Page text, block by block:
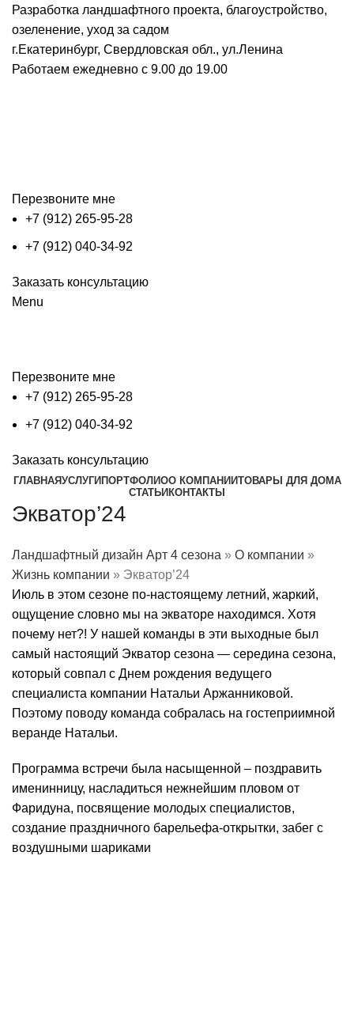
Разработка ландшафтного проекта, благоустройство,
озеленение, уход за садом
г.Екатеринбург, Свердловская обл., ул.Ленина
Работаем ежедневно с 9.00 до 19.00
Перезвоните мне
+7 (912) 265-95-28
+7 (912) 040-34-92
Заказать консультацию
Menu
Перезвоните мне
+7 (912) 265-95-28
+7 (912) 040-34-92
Заказать консультацию
ГЛАВНАЯУСЛУГИ ПОРТФОЛИОО КОМПАНИИТОВАРЫ ДЛЯ ДОМА
СТАТЬИ КОНТАКТЫ
Экватор’24
Ландшафтный дизайн Арт 4 сезона » О компании »
Жизнь компании » Экватор’24
Июль в этом сезоне по-настоящему летний, жаркий,
ощущение словно мы на экваторе находимся. Хотя
почему нет?! У нашей команды в эти выходные был
самый настоящий Экватор сезона — середина сезона,
который совпал с Днем рождения ведущего
специалиста компании Натальи Аржанниковой.
Поэтому поводу команда собралась на гостеприимной
веранде Натальи.
Программа встречи была насыщенной – поздравить
именинницу, насладиться нежнейшим пловом от
Фаридуна, посвящение молодых специалистов,
создание праздничного барельефа-открытки, забег с
воздушными шариками